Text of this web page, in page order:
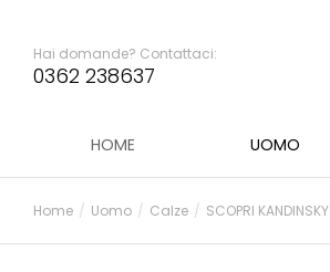
Hai domande? Contattaci:
0362 238637
HOME UOMO
Tu sei qui:
Home Uomo Calze SCOPRI KANDINSKY